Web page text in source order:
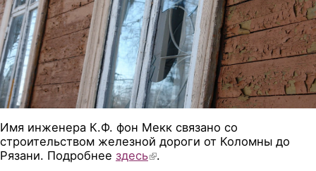
Имя инженера К.Ф. фон Мекк связано со
строительством железной дороги от Коломны до
Рязани. Подробнее здесь(link is external)
.